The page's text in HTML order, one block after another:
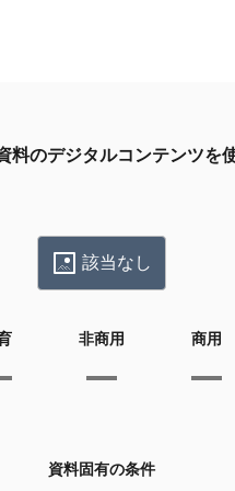
料のデジタルコンテンツを
該当なし
非商用 商用
資料固有の条件